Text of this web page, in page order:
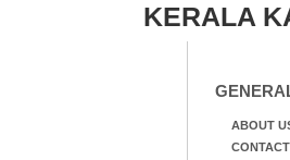
KERALA
ABOUT